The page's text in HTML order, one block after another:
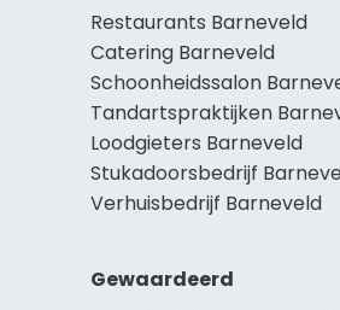
Restaurants Barneveld
Catering Barneveld
Schoonheidssalon
Tandartspraktijken
Loodgieters Barneveld
Stukadoorsbedrijf
Verhuisbedrijf Barneveld
Gewaardeerd